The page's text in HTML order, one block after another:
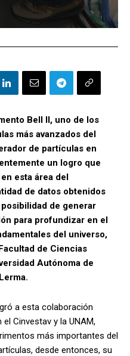
Bell II, uno de los
más avanzados del
de partículas en
un logro que
esta área del
de datos obtenidos
de generar
para profundizar en el
del universo,
de Ciencias
Autónoma de
a esta colaboración
Cinvestav y la UNAM,
más importantes del
desde entonces, su